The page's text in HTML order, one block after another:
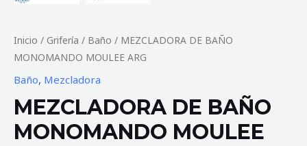
Inicio / Grifería / Baño / MEZCLADORA DE BAÑO
MONOMANDO MOULEE ARG
Baño, Mezcladora
MEZCLADORA DE BAÑO
MONOMANDO MOULEE